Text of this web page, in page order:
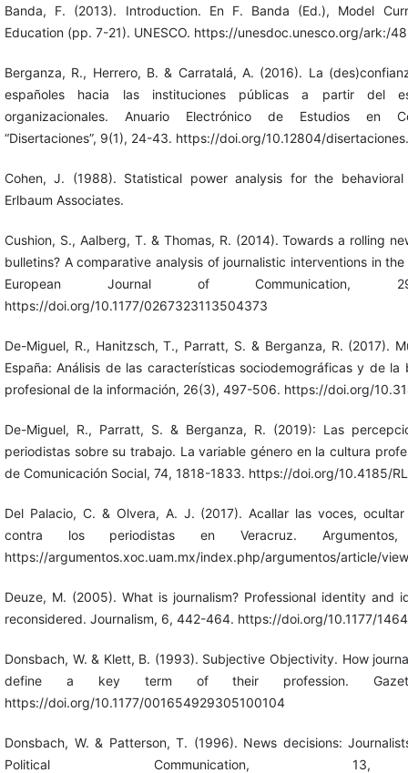
Banda, F. (2013). Introduction. En F. Banda (Ed.), Model
Education (pp. 7-21). UNESCO. https://unesdoc.unesco.org/ark:/
Berganza, R., Herrero, B. & Carratalá, A. (2016). La
españoles hacia las instituciones públicas a partir del
organizacionales. Anuario Electrónico de Estudios en
“Disertaciones”, 9(1), 24-43. https://doi.org/10.12804/
Cohen, J. (1988). Statistical power analysis for the behavioral
Erlbaum Associates.
Cushion, S., Aalberg, T. & Thomas, R. (2014). Towards a rolling
bulletins? A comparative analysis of journalistic interventions in
European Journal of Communication,
https://doi.org/10.1177/0267323113504373
De-Miguel, R., Hanitzsch, T., Parratt, S. & Berganza, R. (2017).
España: Análisis de las características sociodemográficas y de la
profesional de la información, 26(3), 497-506. https://doi.org/
De-Miguel, R., Parratt, S. & Berganza, R. (2019): Las
periodistas sobre su trabajo. La variable género en la cultura
de Comunicación Social, 74, 1818-1833. https://doi.org/10.4185/
Del Palacio, C. & Olvera, A. J. (2017). Acallar las voces,
contra los periodistas en Veracruz.
https://argumentos.xoc.uam.mx/index.php/argumentos/article/
Deuze, M. (2005). What is journalism? Professional identity and
reconsidered. Journalism, 6, 442-464. https://doi.org/10.1177/
Donsbach, W. & Klett, B. (1993). Subjective Objectivity. How
define a key term of their profession.
https://doi.org/10.1177/001654929305100104
Donsbach, W. & Patterson, T. (1996). News decisions:
Political Communication, 13,